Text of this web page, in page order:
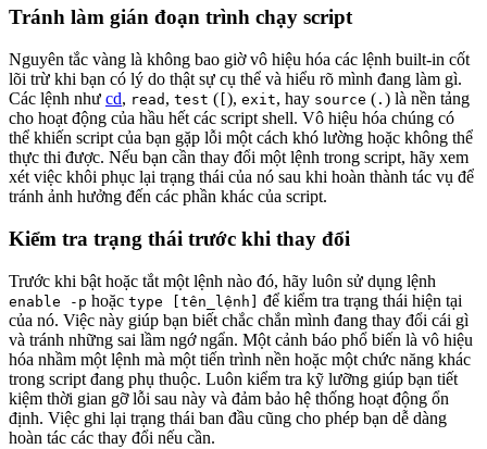
Tránh làm gián đoạn trình chạy script
Nguyên tắc vàng là không bao giờ vô hiệu hóa các lệnh built-in cốt
lõi trừ khi bạn có lý do thật sự cụ thể và hiểu rõ mình đang làm gì.
Các lệnh như cd, read , test ( ), exit, hay source ( . ) là nền tảng
cho hoạt động của hầu hết các script shell. Vô hiệu hóa chúng có
thể khiến script của bạn gặp lỗi một cách khó lường hoặc không thể
thực thi được. Nếu bạn cần thay đổi một lệnh trong script, hãy xem
xét việc khôi phục lại trạng thái của nó sau khi hoàn thành tác vụ để
tránh ảnh hưởng đến các phần khác của script.
Kiểm tra trạng thái trước khi thay đổi
Trước khi bật hoặc tắt một lệnh nào đó, hãy luôn sử dụng lệnh
enable -p hoặc type [tên_lệnh] để kiểm tra trạng thái hiện tại
của nó. Việc này giúp bạn biết chắc chắn mình đang thay đổi cái gì
và tránh những sai lầm ngớ ngẩn. Một cảnh báo phổ biến là vô hiệu
hóa nhầm một lệnh mà một tiến trình nền hoặc một chức năng khác
trong script đang phụ thuộc. Luôn kiểm tra kỹ lưỡng giúp bạn tiết
kiệm thời gian gỡ lỗi sau này và đảm bảo hệ thống hoạt động ổn
định. Việc ghi lại trạng thái ban đầu cũng cho phép bạn dễ dàng
hoàn tác các thay đổi nếu cần.